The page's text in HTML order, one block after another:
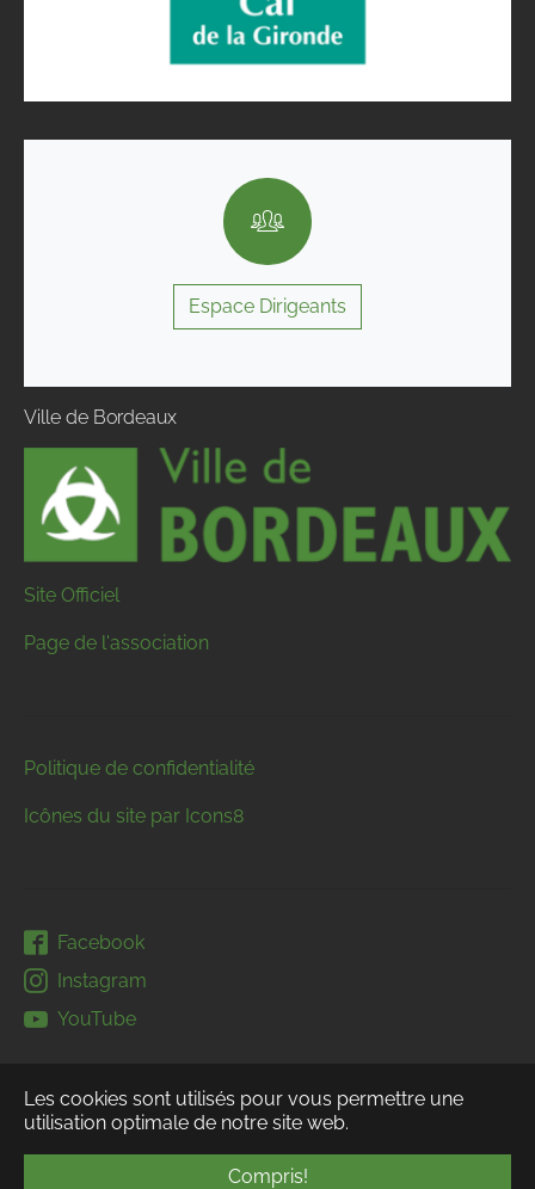
Les cookies sont utilisés pour vous permettre une
utilisation optimale de notre site web.
Compris!
Espace Dirigeants
Ville de Bordeaux
Site Officiel
Page de l'association
Politique de confidentialité
Icônes du site par Icons8
Facebook
Instagram
YouTube